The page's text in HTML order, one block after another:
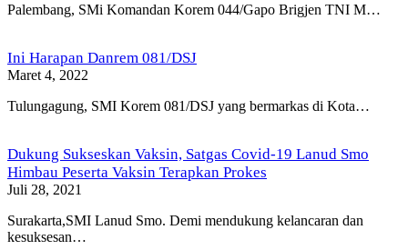
Palembang, SMi Komandan Korem 044/Gapo Brigjen TNI M…
Ini Harapan Danrem 081/DSJ
Maret 4, 2022
Tulungagung, SMI Korem 081/DSJ yang bermarkas di Kota…
Dukung Sukseskan Vaksin, Satgas Covid-19 Lanud Smo
Himbau Peserta Vaksin Terapkan Prokes
Juli 28, 2021
Surakarta,SMI Lanud Smo. Demi mendukung kelancaran dan
kesuksesan…